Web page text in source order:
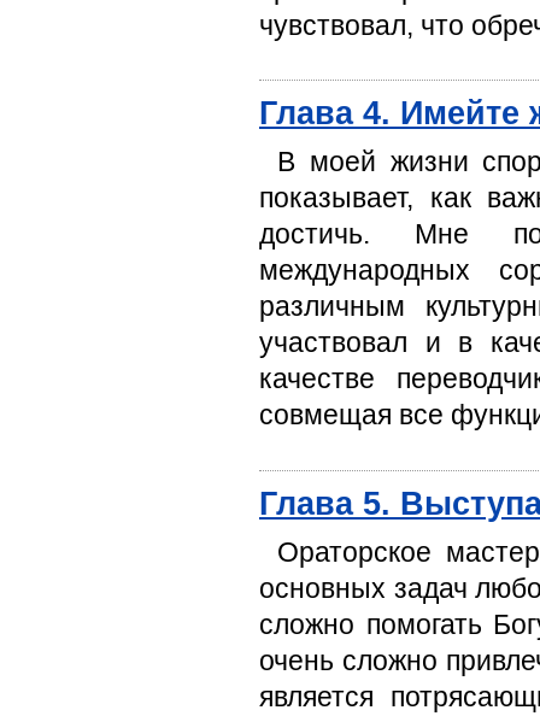
чувствовал, что
Глава 4. Имейте
В моей жизни
показывает, как
достичь. Мне
международных
различным
участвовал и в
качестве
совмещая все
Глава 5.
Ораторское
основных задач
сложно помогать
очень сложно
является